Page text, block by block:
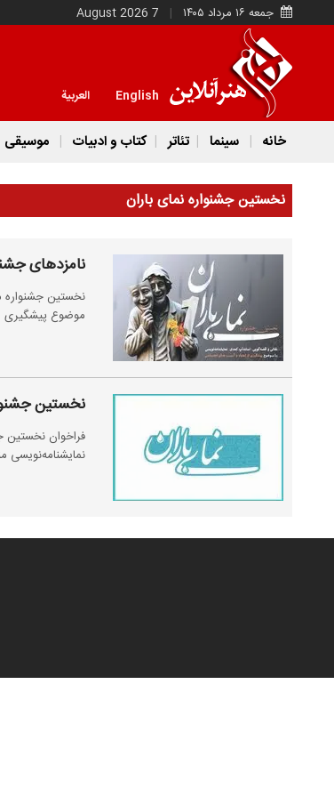
جمعه ۱۶ مرداد ۱۴۰۵ 7 August 2026
English العربية
خانه سینما تئاتر کتاب و ادبیات موسیقی
نخستین جشنواره نمای باران
نامزدهای
نخستین جشنواره
موضوع پیشگیری
نخستین
فراخوان نخستین
نمایشنامه‌نویسی